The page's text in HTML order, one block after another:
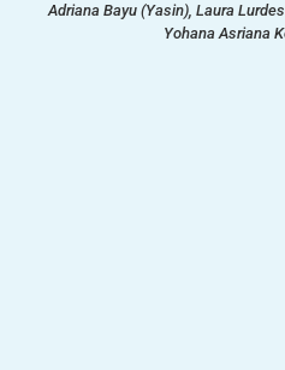
Adriana Bayu (Yasin), Laura
Yohana Asriana